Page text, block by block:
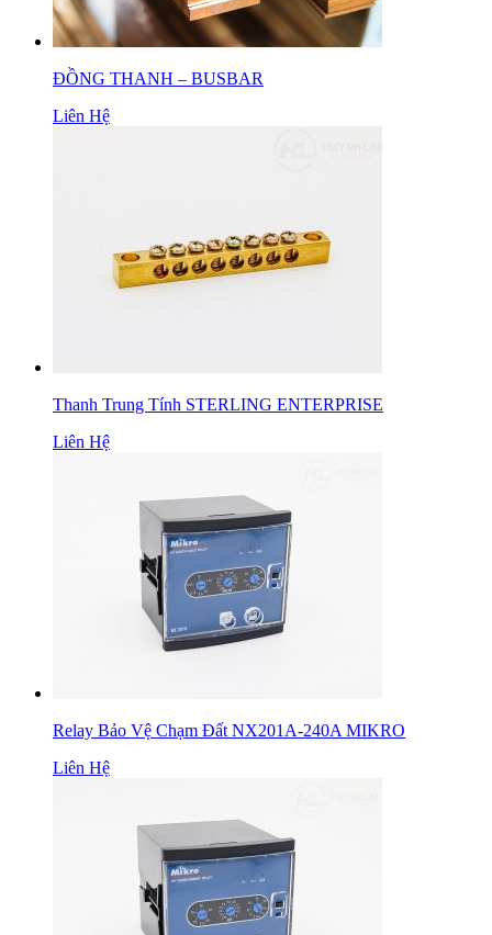
ĐỒNG THANH – BUSBAR
Liên Hệ
Thanh Trung Tính STERLING ENTERPRISE
Liên Hệ
Relay Bảo Vệ Chạm Đất NX201A-240A MIKRO
Liên Hệ